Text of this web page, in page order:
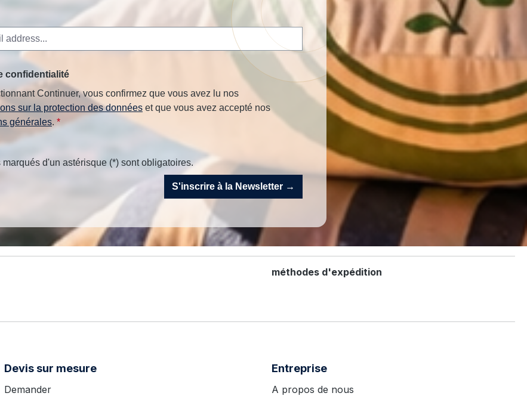
confidentialité
Continuer, vous confirmez que vous avez lu nos
sur la protection des données et que vous avez accepté nos
générales. *
marqués d'un astérisque (*) sont obligatoires.
S'inscrire à la Newsletter →
méthodes d'expédition
Devis sur mesure
Demander
Entreprise
A propos de nous